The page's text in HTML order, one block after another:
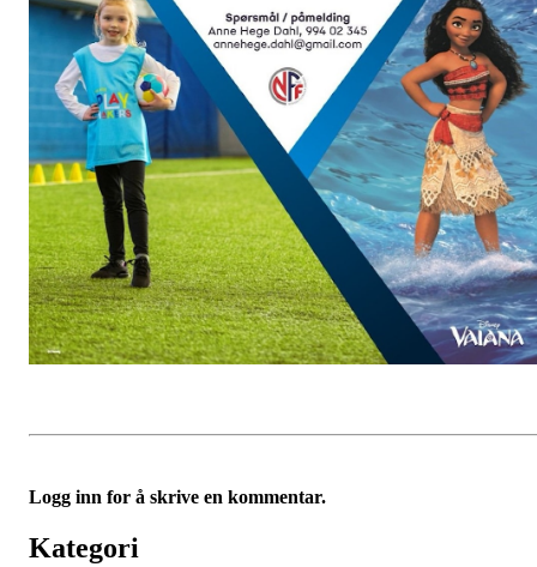
Logg inn for å skrive en kommentar.
Kategori